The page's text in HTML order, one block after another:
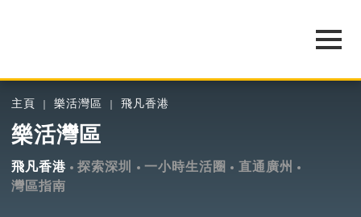
主頁 樂活灣區 飛凡香港
樂活灣區
飛凡香港 探索深圳 一小時生活圈
直通廣州
灣區指南